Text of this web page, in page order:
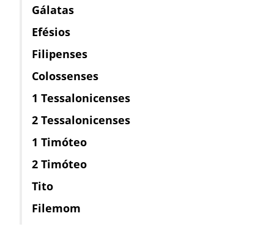
Gálatas
Efésios
Filipenses
Colossenses
1 Tessalonicenses
2 Tessalonicenses
1 Timóteo
2 Timóteo
Tito
Filemom